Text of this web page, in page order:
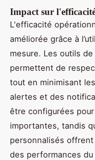
Impact sur
L'efficacité
améliorée grâce à
mesure. Les outils
permettent de
tout en minimisant
alertes et des
être configurées
importantes, tandis
personnalisés
des performances